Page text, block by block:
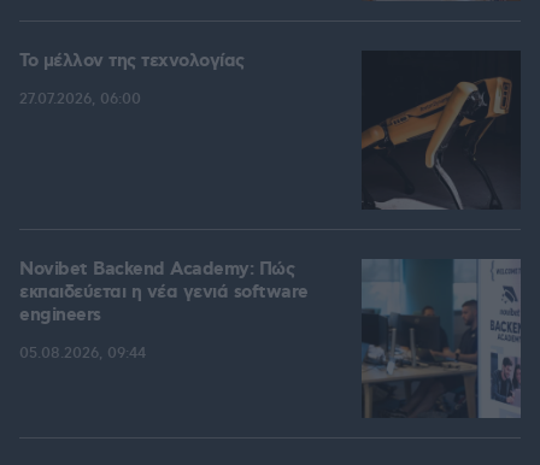
Το μέλλον της τεχνολογίας
27.07.2026, 06:00
Novibet Backend Academy: Πώς
εκπαιδεύεται η νέα γενιά software
engineers
05.08.2026, 09:44